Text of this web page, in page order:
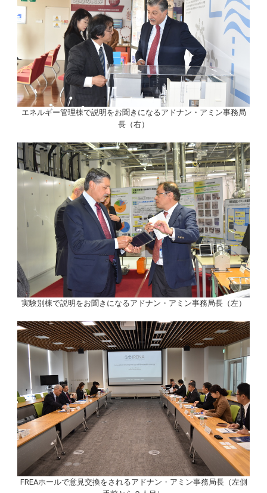
エネルギー管理棟で説明をお聞きになるアドナン・アミン事務局
長（右）
実験別棟で説明をお聞きになるアドナン・アミン事務局長（左）
FREAホールで意見交換をされるアドナン・アミン事務局長（左側